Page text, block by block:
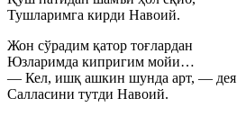
Тушларимга кирди Навоий.
Жон сўрадим қатор тоғлардан
Юзларимда кипригим мойи…
— Кел, ишқ ашкин шунда арт, — дея
Салласини тутди Навоий.